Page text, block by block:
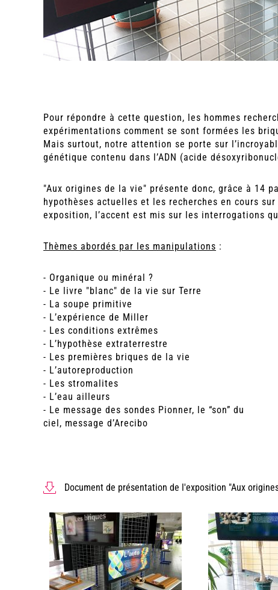
Pour répondre à cette question, les hommes
expérimentations comment se sont formées les
Mais surtout, notre attention se porte sur
génétique contenu dans l’ADN (acide
"Aux origines de la vie" présente donc, grâce à 14
hypothèses actuelles et les recherches en cours
exposition, l’accent est mis sur les interrogations
Thèmes abordés par les manipulations :
- Organique ou minéral ?
- Le livre "blanc" de la vie sur Terre
- La soupe primitive
- L’expérience de Miller
- Les conditions extrêmes
- L’hypothèse extraterrestre
- Les premières briques de la vie
- L’autoreproduction
- Les stromalites
- L’eau ailleurs
- Le message des sondes Pionner, le “son” du
ciel, message d’Arecibo
Document de présentation de l'exposition "Aux